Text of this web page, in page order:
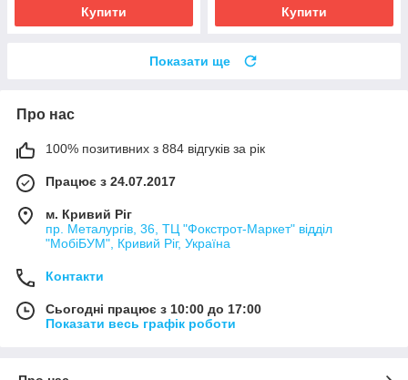
Купити Купити
Показати ще
Про нас
100% позитивних з 884 відгуків за рік
Працює з 24.07.2017
м. Кривий Ріг
пр. Металургів, 36, ТЦ "Фокстрот-Маркет" відділ
"МобіБУМ", Кривий Ріг, Україна
Контакти
Сьогодні працює з 10:00 до 17:00
Показати весь графік роботи